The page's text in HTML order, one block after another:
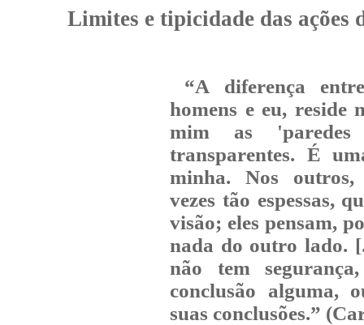
Limites e tipicidade das ações
“A diferença
homens e eu, reside
mim as 'paredes
transparentes. É
minha. Nos
vezes tão espessas,
visão; eles pensam,
nada do outro lado.
não tem
conclusão alguma,
suas conclusões.”